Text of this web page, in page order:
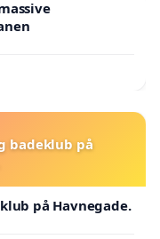
Folkeparti
Folkeparti
badeklub på
på Havnegade.